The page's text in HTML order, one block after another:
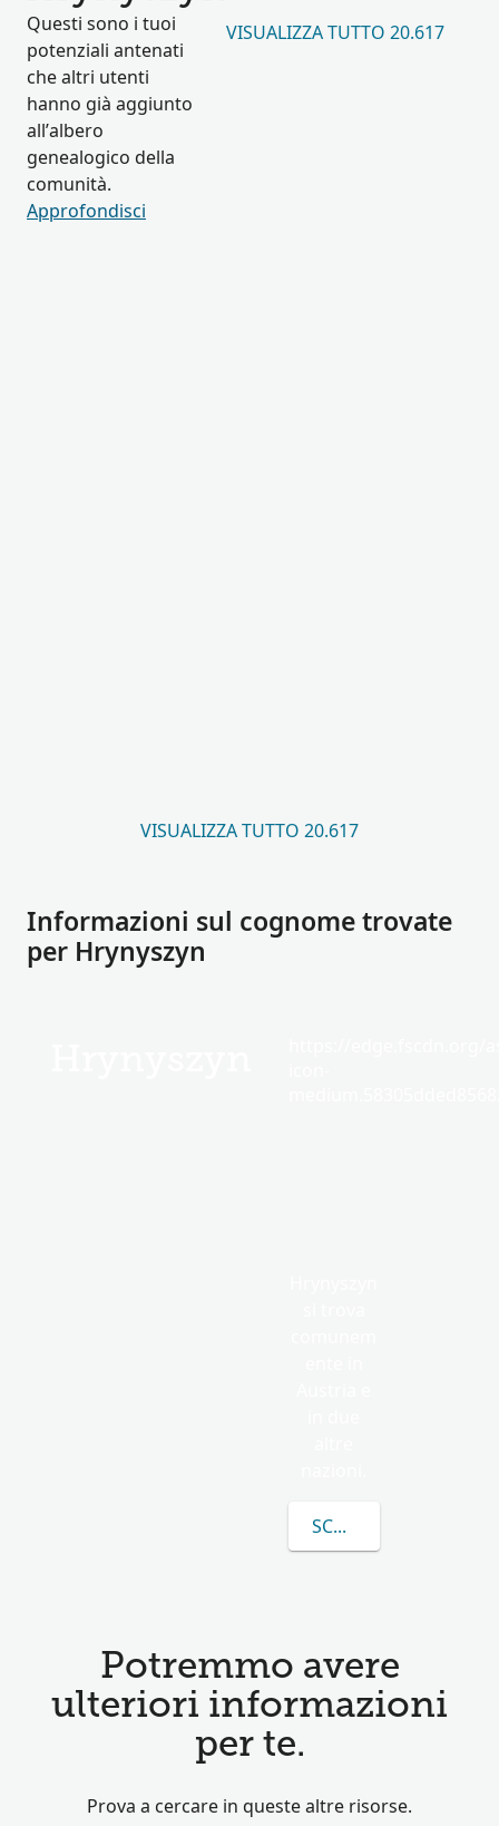
Questi sono i tuoi
potenziali antenati
che altri utenti
hanno già aggiunto
all’albero
genealogico della
comunità.
Approfondisci
VISUALIZZA TUTTO 20.617
VISUALIZZA TUTTO 20.617
Informazioni sul cognome trovate
per Hrynyszyn
SCOPRI DI PIÙ SU
Potremmo avere
ulteriori informazioni
per te.
Prova a cercare in queste altre risorse.